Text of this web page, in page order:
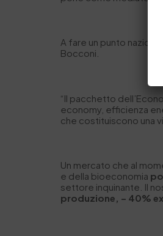
A fare un punto
Bocconi.
“Il pacchetto
economy, efficienza
che costituiscono una
Un mercato che al
e della bioeconomia
settore inquinante. Il
produzione, – 40%